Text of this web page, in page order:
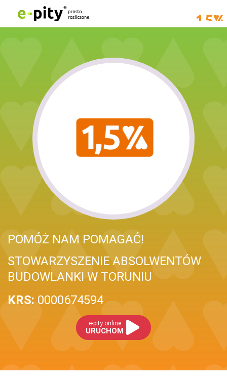
POMÓŻ NAM POMAGAĆ!
STOWARZYSZENIE ABSOLWENTÓW
BUDOWLANKI W TORUNIU
KRS: 0000674594
e-pity online
URUCHOM